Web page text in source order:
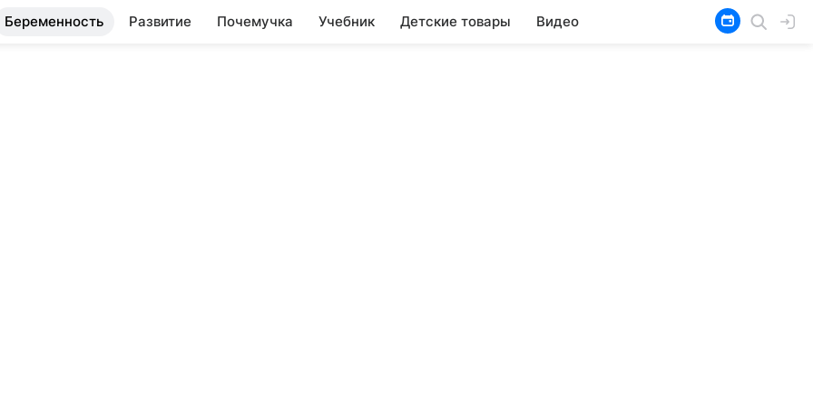
Беременность Развитие Почемучка Учебник Детские товары Видео